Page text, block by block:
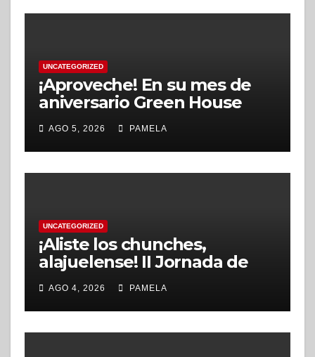
UNCATEGORIZED
¡Aproveche! En su mes de
aniversario Green House
en nuevas matrículas,
durante agosto
AGO 5, 2026 PAMELA
UNCATEGORIZED
¡Aliste los chunches,
alajuelense! II Jornada de
Tradicionales se realizará en
setiembre
AGO 4, 2026 PAMELA